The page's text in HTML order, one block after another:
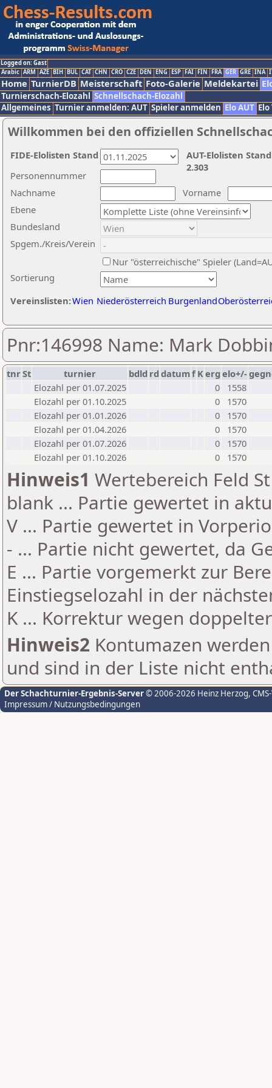
Logged on: Gast
Arabic ARM AZE BIH BUL CAT CHN CRO CZE DEN ENG ESP FAI FIN FRA GER GRE INA
Home TurnierDB Meisterschaft Foto-Galerie Meldekartei
Turnierschach-Elozahl Schnellschach-Elozahl
Allgemeines Turnier anmelden: AUT Spieler anmelden Elo AUT
Willkommen bei den offiziellen
Nachname
Vorname
Ebene
Sortierung
Personennummer
Bundesland
Spgem./Kreis/Verein
Nur "österreichische" Spieler
Vereinslisten:Wien Niederösterreich Burgenland
AUT-Elolisten
2.303
FIDE-Elolisten Stand
Pnr:146998 Name: Mark
tnrSt turnier bdld rd datumf Kerg elo+/-
Elozahl per 01.07.2025
0
1558
Elozahl per 01.10.2025
0
1570
Elozahl per 01.01.2026
0
1570
Elozahl per 01.04.2026
0
1570
Elozahl per 01.07.2026
0
1570
Elozahl per 01.10.2026
0 1570
Hinweis1 Wertebereich Feld
blank ... Partie gewertet in
V ... Partie gewertet in
- ... Partie nicht gewertet, da
E ... Partie vorgemerkt zur
Einstiegselozahl in der
K ... Korrektur wegen
Hinweis2 Kontumazen
und sind in der Liste nicht
Der Schachturnier-Ergebnis-Server© 2006-2026 Heinz Herzog,
Impressum / Nutzungsbedingungen